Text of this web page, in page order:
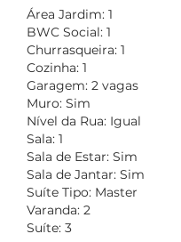
Área Jardim: 1
BWC Social: 1
Churrasqueira: 1
Cozinha: 1
Garagem: 2 vagas
Muro: Sim
Nível da Rua: Igual
Sala: 1
Sala de Estar: Sim
Sala de Jantar: Sim
Suíte Tipo: Master
Varanda: 2
Suíte: 3